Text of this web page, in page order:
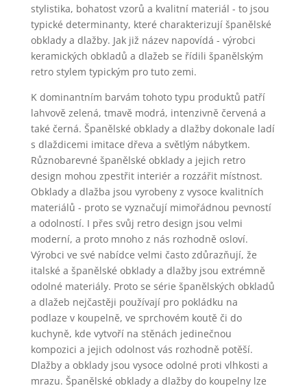
stylistika, bohatost vzorů a kvalitní materiál - to jsou
typické determinanty, které charakterizují španělské
obklady a dlažby. Jak již název napovídá - výrobci
keramických obkladů a dlažeb se řídili španělským
retro stylem typickým pro tuto zemi.
K dominantním barvám tohoto typu produktů patří
lahvově zelená, tmavě modrá, intenzivně červená a
také černá. Španělské obklady a dlažby dokonale ladí
s dlaždicemi imitace dřeva a světlým nábytkem.
Různobarevné španělské obklady a jejich retro
design mohou zpestřit interiér a rozzářit místnost.
Obklady a dlažba jsou vyrobeny z vysoce kvalitních
materiálů - proto se vyznačují mimořádnou pevností
a odolností. I přes svůj retro design jsou velmi
moderní, a proto mnoho z nás rozhodně osloví.
Výrobci ve své nabídce velmi často zdůrazňují, že
italské a španělské obklady a dlažby jsou extrémně
odolné materiály. Proto se série španělských obkladů
a dlažeb nejčastěji používají pro pokládku na
podlaze v koupelně, ve sprchovém koutě či do
kuchyně, kde vytvoří na stěnách jedinečnou
kompozici a jejich odolnost vás rozhodně potěší.
Dlažby a obklady jsou vysoce odolné proti vlhkosti a
mrazu. Španělské obklady a dlažby do koupelny lze